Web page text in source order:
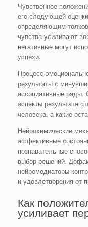
Чувственное
его следующей
определяющим
чувства усиливают
негативные могут
успехи.
Процесс
результаты с
ассоциативные ряды.
аспекты результата
человека, а какие
Нейрохимические
аффективные
познавательные
выбор решений.
нейромедиаторы
и удовлетворения от
Как
усиливает